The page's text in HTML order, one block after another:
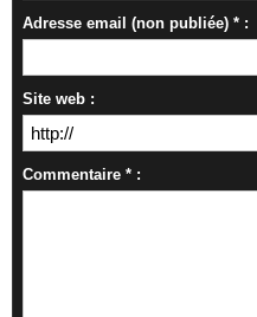
Adresse email (non publiée) * :
Site web :
Commentaire * :